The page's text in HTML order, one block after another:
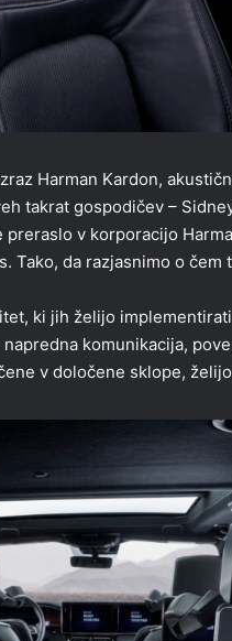
Harman Kardon,
takrat gospodičev –
v korporacijo
Tako, da razjasnimo o čem
ki jih želijo
komunikacija,
v določene sklope,